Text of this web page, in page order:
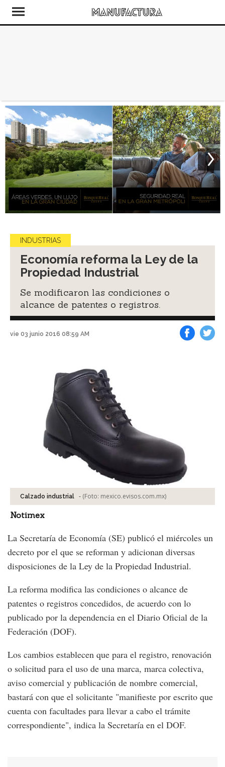
INDUSTRIAS
Economía reforma la Ley de la
Propiedad Industrial
Se modificaron las condiciones o
alcance de patentes o registros.
vie 03 junio 2016 08:59 AM
Calzado industrial - (Foto: mexico.evisos.com.mx)
Notimex
La Secretaría de Economía (SE) publicó el miércoles un
decreto por el que se reforman y adicionan diversas
disposiciones de la Ley de la Propiedad Industrial.
La reforma modifica las condiciones o alcance de
patentes o registros concedidos, de acuerdo con lo
publicado por la dependencia en el Diario Oficial de la
Federación (DOF).
Los cambios establecen que para el registro, renovación
o solicitud para el uso de una marca, marca colectiva,
aviso comercial y publicación de nombre comercial,
bastará con que el solicitante "manifieste por escrito que
cuenta con facultades para llevar a cabo el trámite
correspondiente", indica la Secretaría en el DOF.